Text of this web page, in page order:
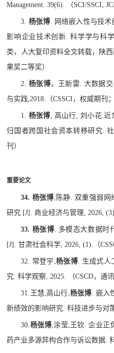
Management. 39(6).
（SCI/SSCI,
3. 杨张博
网络嵌入性与技
影响企业技术创新 .科学学与科
类，人大复印资料全文转载，陕
果奖二等奖）
2. 杨张博，王新雷 大数据
与实践 ,2018. （CSSCI ，权威期刊
1. 杨张博 高山行 ,刘小花. 近
归国者跨国社会资本转移研究 .
刊）
重要论文
34. 杨张博 陈静
双重强弱网
研究 [J].商业经济与管理 , 2026, (3).
33. 杨张博
多模态大数据时
[J].甘肃社会科学 , 2026, (1). （
32. 常登宇 杨张博
生成式人
究 .科学观察 , 2025. （CSCD，通
31. 王慧 高山行 杨张博 嵌入
新绩效的影响研究 .科技进步与对
30. 杨张博 ,涂莹 王钦 .企业正
药产业多源异构合作与诉讼数据 .